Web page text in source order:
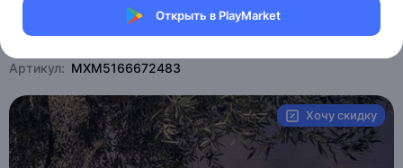
Открыть в PlayMarket
Магазин Weller Store
Артикул: MXM5166672483
Хочу скидку